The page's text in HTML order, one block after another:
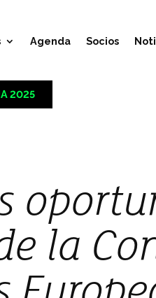
Agenda Socios
2025
la